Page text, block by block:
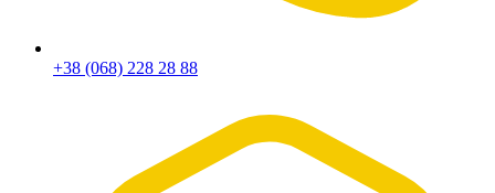
+38 (068) 228 28 88